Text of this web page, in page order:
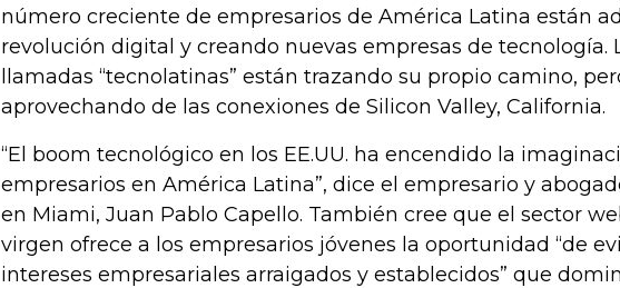
número creciente de empresarios de América Latina están
revolución digital y creando nuevas empresas de tecnología.
llamadas “tecnolatinas” están trazando su propio camino,
aprovechando de las conexiones de Silicon Valley, California.
“El boom tecnológico en los EE.UU. ha encendido la
empresarios en América Latina”, dice el empresario y
en Miami, Juan Pablo Capello. También cree que el sector
virgen ofrece a los empresarios jóvenes la oportunidad “de
intereses empresariales arraigados y establecidos” que